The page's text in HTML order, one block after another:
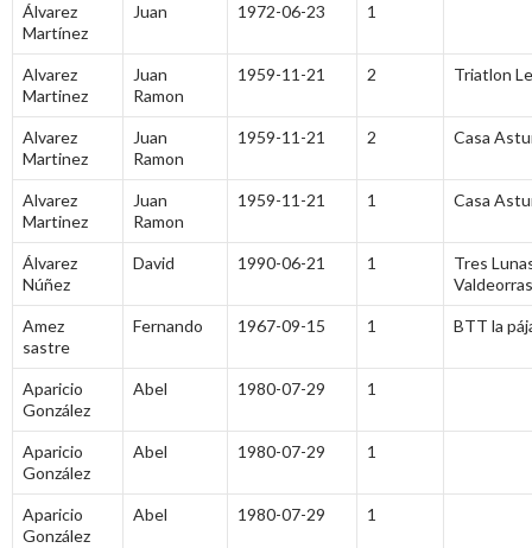
Álvarez
Martínez
Juan 1972-06-23 1
Alvarez
Martinez
Juan
Ramon
1959-11-21 2 Triatlon
Alvarez
Martinez
Juan
Ramon
1959-11-21 2 Casa
Alvarez
Martinez
Juan
Ramon
1959-11-21 1 Casa
Álvarez
Núñez
David 1990-06-21 1
Tres
Amez
sastre
Fernando 1967-09-15 1 BTT la
Aparicio
González
Abel 1980-07-29 1
Aparicio
González
Abel 1980-07-29 1
Aparicio
González
Abel 1980-07-29 1